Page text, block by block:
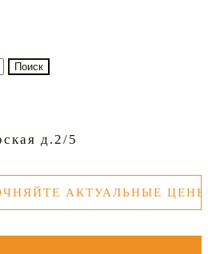
Поиск
д.2/5
АКТУАЛЬНЫЕ ЦЕНЫ